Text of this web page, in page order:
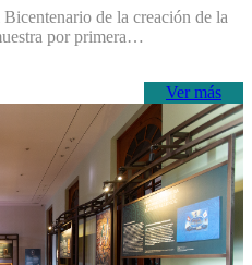
de la creación de la
por primera…
Ver más